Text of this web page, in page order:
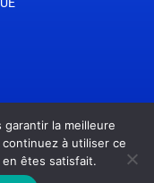
la meilleure
à utiliser ce
êtes satisfait.